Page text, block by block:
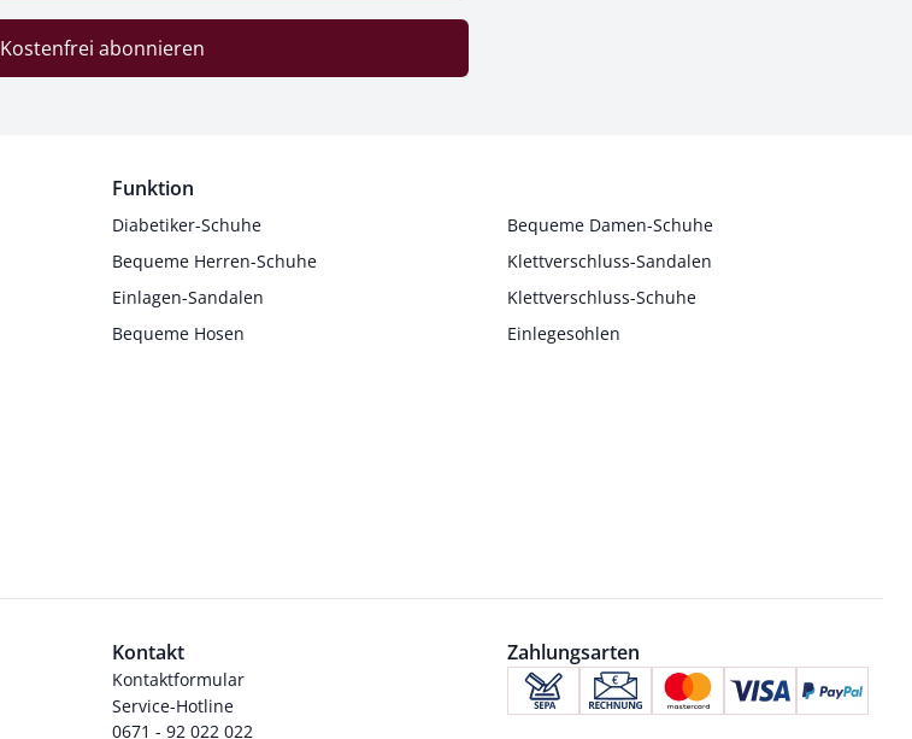
Kostenfrei abonnieren
Funktion
Diabetiker-Schuhe
Bequeme Damen-Schuhe
Bequeme Herren-Schuhe
Klettverschluss-Sandalen
Einlagen-Sandalen
Klettverschluss-Schuhe
Bequeme Hosen
Einlegesohlen
Kontakt
Kontaktformular
Service-Hotline
0671 - 92 022 022
Zahlungsarten